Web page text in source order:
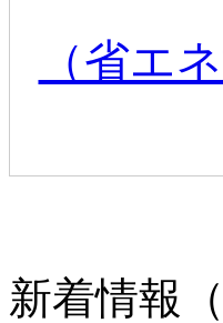
（省エ
新着情報